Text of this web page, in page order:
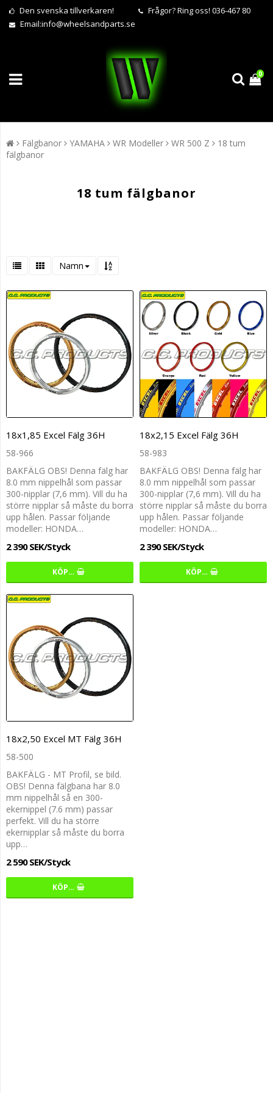
Den svenska tillverkaren! Frågor?Ring oss! 036-467 80
Email:info@wheelsandparts.se
0
Fälgbanor YAMAHA WR Modeller WR 500 Z
18 tum
fälgbanor
18 tum fälgbanor
Namn
18x1,85 Excel Fälg 36H
58-966
BAKFÄLG OBS! Denna fälg har
8.0 mm nippelhål som passar
300-nipplar (7,6 mm). Vill du ha
större nipplar så måste du borra
upp hålen. Passar följande
modeller: HONDA…
2 390 SEK/Styck
KÖP…
18x2,15 Excel Fälg 36H
58-983
BAKFÄLG OBS! Denna fälg har
8.0 mm nippelhål som passar
300-nipplar (7,6 mm). Vill du ha
större nipplar så måste du borra
upp hålen. Passar följande
modeller: HONDA…
2 390 SEK/Styck
KÖP…
18x2,50 Excel MT Fälg 36H
58-500
BAKFÄLG - MT Profil, se bild.
OBS! Denna fälgbana har 8.0
mm nippelhål så en 300-
ekernippel (7.6 mm) passar
perfekt. Vill du ha större
ekernipplar så måste du borra
upp…
2 590 SEK/Styck
KÖP…